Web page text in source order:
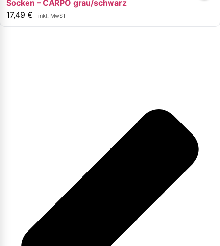
Socken – CARPO grau/schwarz
17,49 € inkl. MwST